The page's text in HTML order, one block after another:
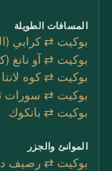
المسافات الطويلة
بوكيت ⇄ كرابي
بوكيت ⇄ آو نانغ
بوكيت ⇄ كوه لانتا
بوكيت ⇄ سورات
بوكيت ⇄ بانكوك
الموانئ والجزر
بوكيت ⇄ رصيف